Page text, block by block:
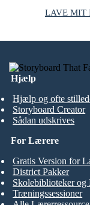
LAVE MIT
Hjælp
Hjælp og ofte
Storyboard Creator
Sådan udskrives
For Lærere
Gratis Version for
District Pakker
Skolebiblioteker og
Træningssessioner